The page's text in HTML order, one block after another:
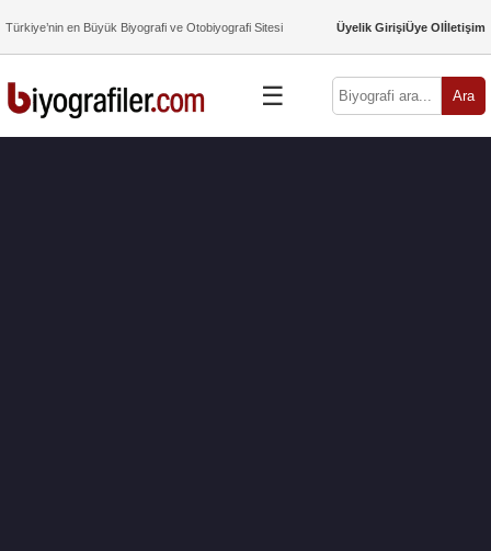
Türkiye’nin en Büyük Biyografi ve Otobiyografi Sitesi Üyelik GirişiÜye Olİletişim
☰ Ara